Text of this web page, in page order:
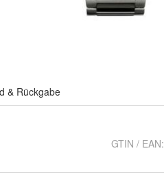
& Rückgabe
GTIN / EAN: